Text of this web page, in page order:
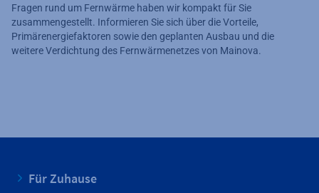
Fragen rund um Fernwärme haben wir kompakt für Sie
zusammengestellt. Informieren Sie sich über die Vorteile,
Primärenergiefaktoren sowie den geplanten Ausbau und die
weitere Verdichtung des Fernwärmenetzes von Mainova.
Für Zuhause